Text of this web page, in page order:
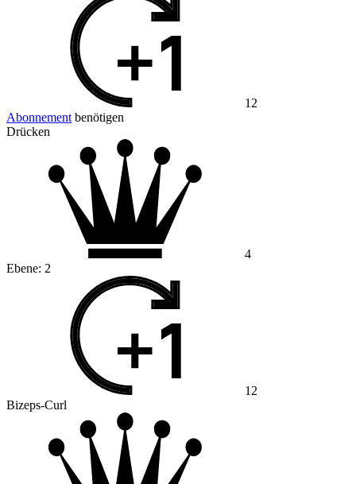
12
Abonnement benötigen
Drücken
4
Ebene: 2
12
Bizeps-Curl